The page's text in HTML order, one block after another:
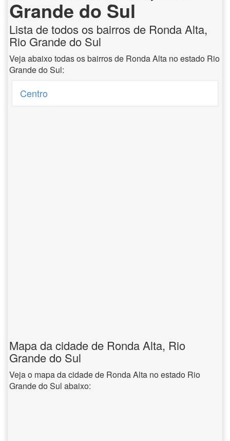
Grande do Sul
Lista de todos os bairros de Ronda Alta,
Rio Grande do Sul
Veja abaixo todas os bairros de Ronda Alta no estado Rio
Grande do Sul:
Centro
Mapa da cidade de Ronda Alta, Rio
Grande do Sul
Veja o mapa da cidade de Ronda Alta no estado Rio
Grande do Sul abaixo: